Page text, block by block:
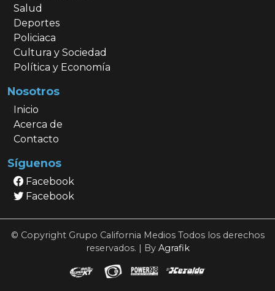
Salud
Deportes
Policiaca
Cultura y Sociedad
Política y Economía
Nosotros
Inicio
Acerca de
Contacto
Síguenos
Facebook
Facebook
© Copyright Grupo California Medios Todos los derechos
reservados. | By Agrafik